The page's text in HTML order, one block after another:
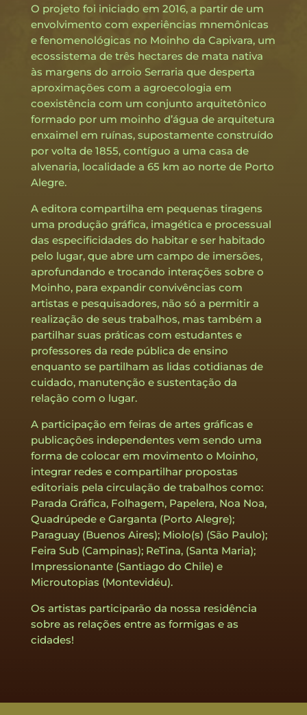
O projeto foi iniciado em 2016, a partir de um
envolvimento com experiências mnemônicas
e fenomenológicas no Moinho da Capivara, um
ecossistema de três hectares de mata nativa
às margens do arroio Serraria que desperta
aproximações com a agroecologia em
coexistência com um conjunto arquitetônico
formado por um moinho d’água de arquitetura
enxaimel em ruínas, supostamente construído
por volta de 1855, contíguo a uma casa de
alvenaria, localidade a 65 km ao norte de Porto
Alegre.
A editora compartilha em pequenas tiragens
uma produção gráfica, imagética e processual
das especificidades do habitar e ser habitado
pelo lugar, que abre um campo de imersões,
aprofundando e trocando interações sobre o
Moinho, para expandir convivências com
artistas e pesquisadores, não só a permitir a
realização de seus trabalhos, mas também a
partilhar suas práticas com estudantes e
professores da rede pública de ensino
enquanto se partilham as lidas cotidianas de
cuidado, manutenção e sustentação da
relação com o lugar.
A participação em feiras de artes gráficas e
publicações independentes vem sendo uma
forma de colocar em movimento o Moinho,
integrar redes e compartilhar propostas
editoriais pela circulação de trabalhos como:
Parada Gráfica, Folhagem, Papelera, Noa Noa,
Quadrúpede e Garganta (Porto Alegre);
Paraguay (Buenos Aires); Miolo(s) (São Paulo);
Feira Sub (Campinas); ReTina, (Santa Maria);
Impressionante (Santiago do Chile) e
Microutopias (Montevidéu).
Os artistas participarão da nossa residência
sobre as relações entre as formigas e as
cidades!